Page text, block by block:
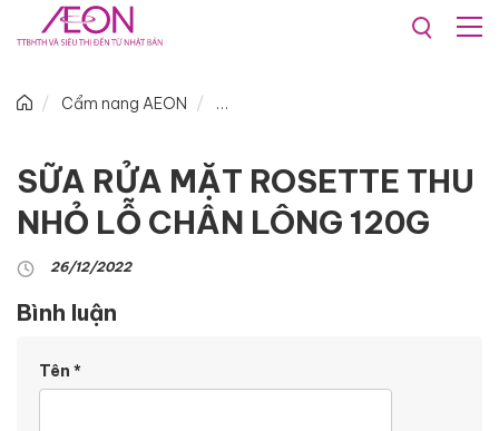
Cẩm nang AEON
SỮA RỬA MẶT ROSETTE THU
NHỎ LỖ CHÂN LÔNG 120G
26/12/2022
Bình luận
Tên *